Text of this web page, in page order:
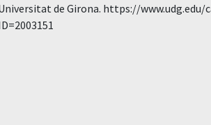
de Girona. https://